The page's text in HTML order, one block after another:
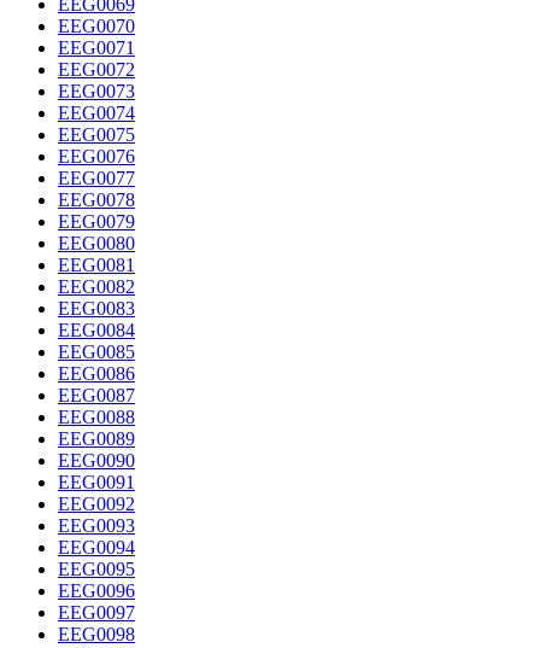
EEG0069
EEG0070
EEG0071
EEG0072
EEG0073
EEG0074
EEG0075
EEG0076
EEG0077
EEG0078
EEG0079
EEG0080
EEG0081
EEG0082
EEG0083
EEG0084
EEG0085
EEG0086
EEG0087
EEG0088
EEG0089
EEG0090
EEG0091
EEG0092
EEG0093
EEG0094
EEG0095
EEG0096
EEG0097
EEG0098